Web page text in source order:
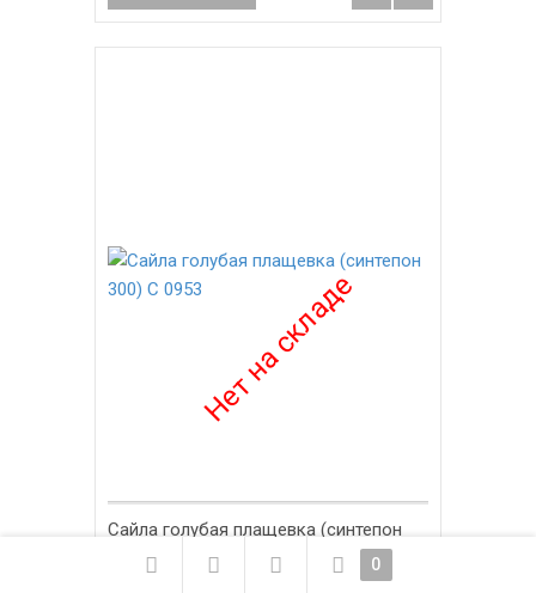
Сайла голубая плащевка (синтепон
0